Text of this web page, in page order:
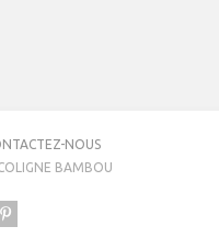
NOUS
BAMBOU